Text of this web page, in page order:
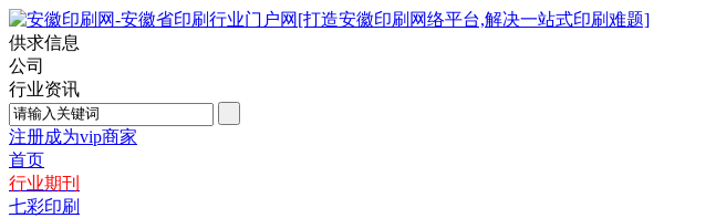
供求信息
公司
行业资讯
注册成为vip商家
首页
行业期刊
七彩印刷